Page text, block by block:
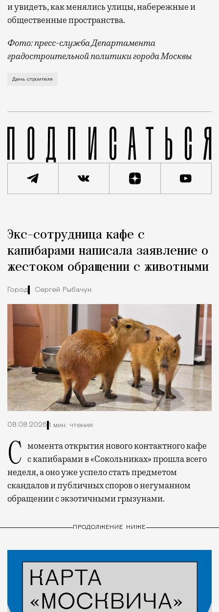
и увидеть, как менялись улицы, набережные и
общественные пространства.
Фото: пресс-служба Департамента
градостроительной политики города Москвы
В этом году профессиональный праздник День
День строителя
Город
Экс-сотрудница кафе с
капибарами написала заявление о
жестоком обращении с животными
Город Сергей Рыбачук
08.08.2026 1 мин. чтения
С момента открытия нового контактного кафе с капибарами в «Сокольниках» прошла всего
неделя, а оно уже успело стать предметом
скандалов и публичных споров о негуманном
обращении с экзотичными грызунами.
ПРОДОЛЖЕНИЕ НИЖЕ